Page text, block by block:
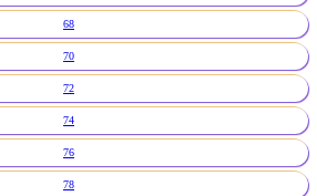
68
70
72
74
76
78